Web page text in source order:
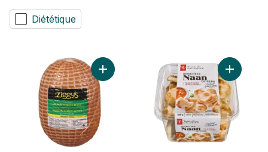
Diététique
Ajouter Jambon forêt-noire extra maigre
Ajouter